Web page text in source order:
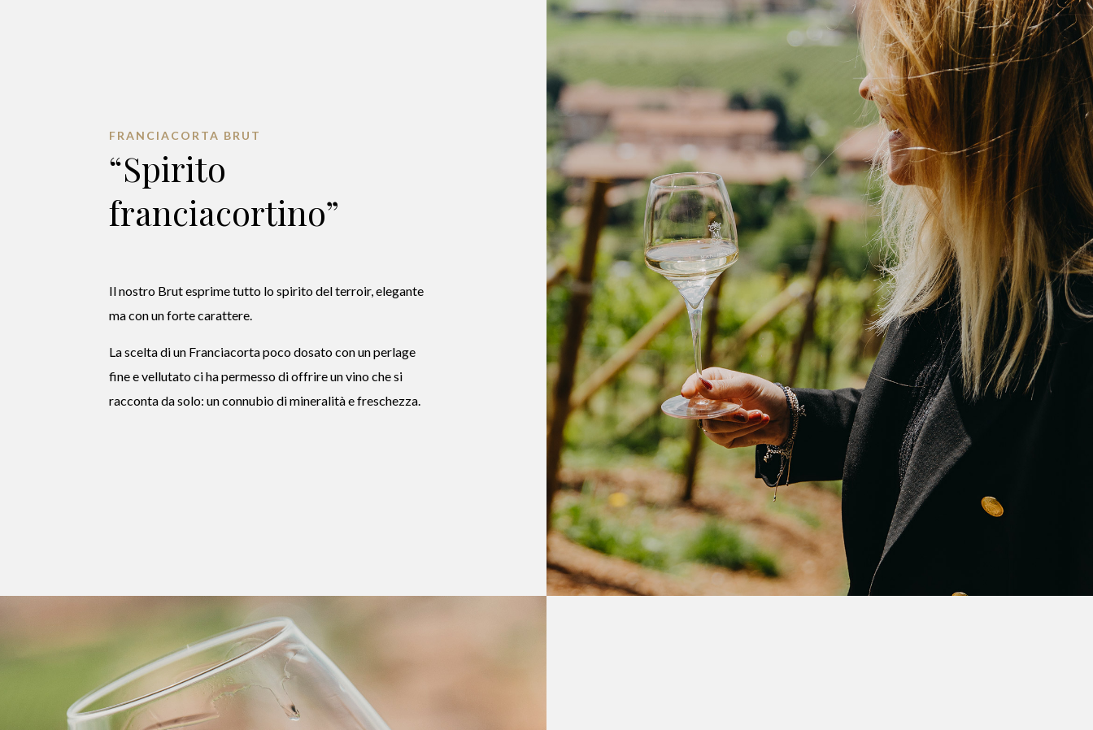
FRANCIACORTA BRUT
“Spirito
franciacortino”
Il nostro Brut esprime tutto lo spirito del terroir, elegante
ma con un forte carattere.
La scelta di un Franciacorta poco dosato con un perlage
fine e vellutato ci ha permesso di offrire un vino che si
racconta da solo: un connubio di mineralità e freschezza.